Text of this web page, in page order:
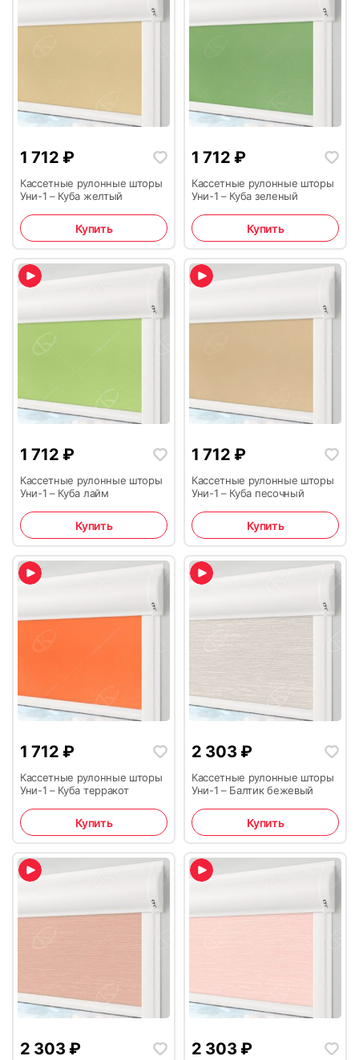
1 712 ₽
Кассетные рулонные шторы
Уни-1 – Куба желтый
Купить
1 712 ₽
Кассетные рулонные шторы
Уни-1 – Куба зеленый
Купить
1 712 ₽
Кассетные рулонные шторы
Уни-1 – Куба лайм
Купить
1 712 ₽
Кассетные рулонные шторы
Уни-1 – Куба песочный
Купить
1 712 ₽
Кассетные рулонные шторы
Уни-1 – Куба терракот
Купить
2 303 ₽
Кассетные рулонные шторы
Уни-1 – Балтик бежевый
Купить
2 303 ₽ 2 303 ₽